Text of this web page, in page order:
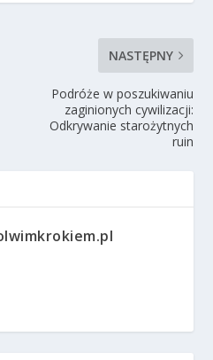
NASTĘPNY
Podróże w poszukiwaniu
zaginionych cywilizacji:
Odkrywanie starożytnych
ruin